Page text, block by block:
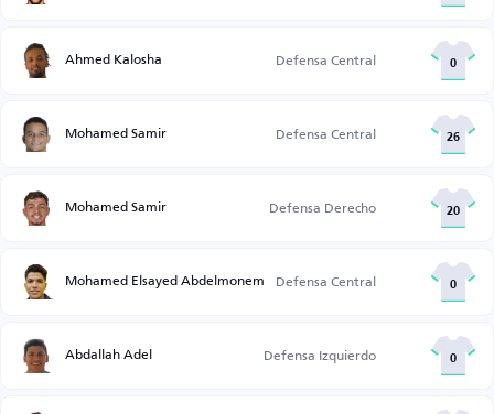
Ahmed Kalosha Defensa Central 0
Mohamed Samir Defensa Central 26
Mohamed Samir Defensa Derecho 20
Mohamed Elsayed Abdelmonem Defensa Central 0
Abdallah Adel Defensa Izquierdo 0